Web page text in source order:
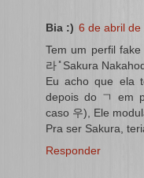
Bia :) 6 de abril de
Tem um perfil
라 ̽ Sakura
Eu acho que ela
depois do ㄱ em
caso 우), Ele
Pra ser Sakura,
Responder